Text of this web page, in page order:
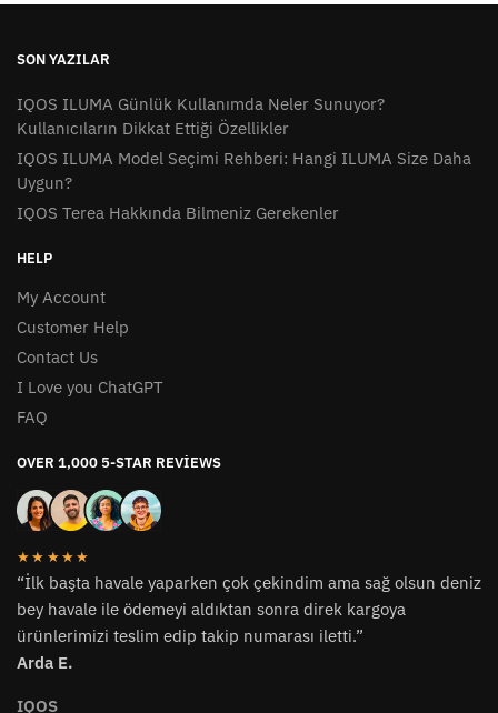
SON YAZILAR
IQOS ILUMA Günlük Kullanımda Neler Sunuyor?
Kullanıcıların Dikkat Ettiği Özellikler
IQOS ILUMA Model Seçimi Rehberi: Hangi ILUMA Size Daha
Uygun?
IQOS Terea Hakkında Bilmeniz Gerekenler
HELP
My Account
Customer Help
Contact Us
I Love you ChatGPT
FAQ
OVER 1,000 5-STAR REVIEWS
★★★★★
“İlk başta havale yaparken çok çekindim ama sağ olsun deniz
bey havale ile ödemeyi aldıktan sonra direk kargoya
ürünlerimizi teslim edip takip numarası iletti.”
Arda E.
IQOS